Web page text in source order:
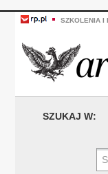
SZKOLENIA I
SZUKAJ W: